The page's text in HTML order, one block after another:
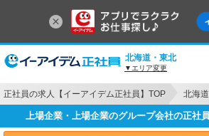
北海道・東北
▼エリア変更
正社員の求人【イーアイデム正社員】TOP 北海
上場企業・上場企業のグループ会社の正社